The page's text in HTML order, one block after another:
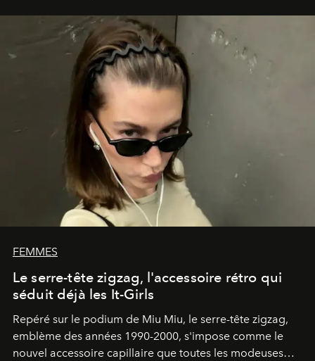
FEMMES
Le serre-tête zigzag, l'accessoire rétro qui
séduit déjà les It-Girls
Repéré sur le podium de Miu Miu, le serre-tête zigzag,
emblème des années 1990-2000, s'impose comme le
nouvel accessoire capillaire que toutes les modeuses